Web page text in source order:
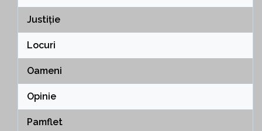
Justiție
Locuri
Oameni
Opinie
Pamflet